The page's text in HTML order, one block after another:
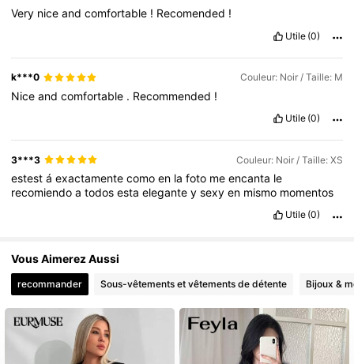
Very niceandcomfortable ! Recomended !
Utile (0)
k***0 Couleur: Noir / Taille: M
Niceandcomfortable . Recommended !
Utile (0)
3***3 Couleur: Noir / Taille: XS
estestáexactamentecomoen lafoto meencanta le
recomiendoatodosestaeleganteysexyen mismo momentos
Utile (0)
Vous Aimerez Aussi
recommander Sous-vêtements et vêtements de détente Bijoux &